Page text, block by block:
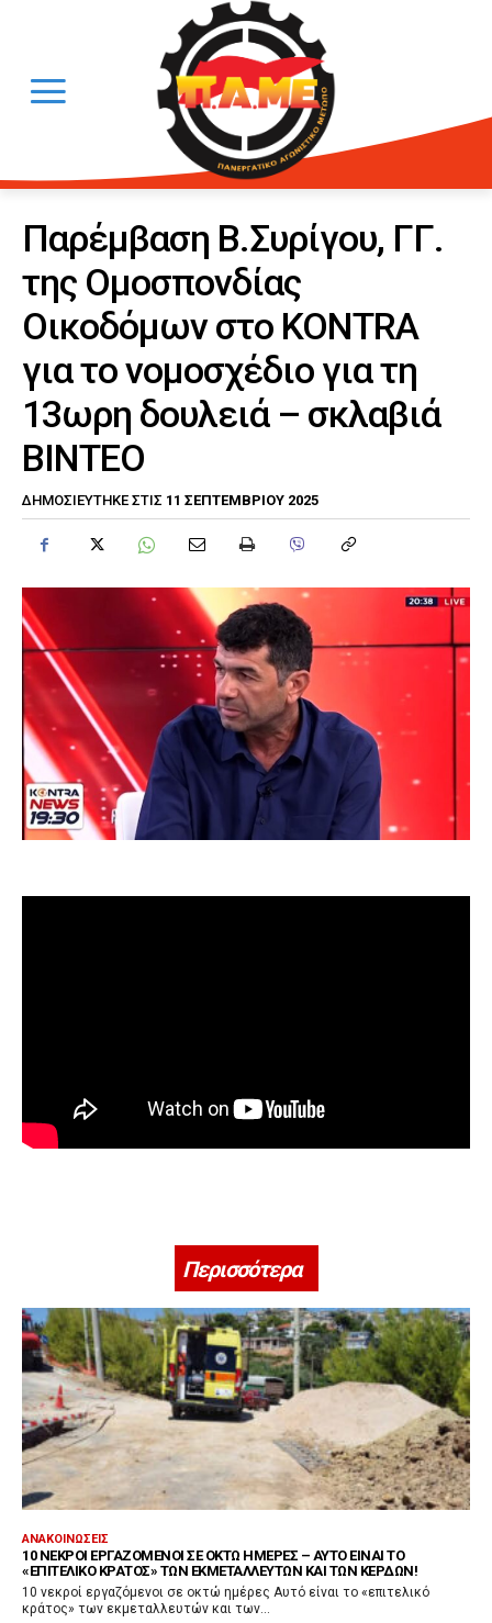
Παρέμβαση Β.Συρίγου, ΓΓ.
της Ομοσπονδίας
Οικοδόμων στο KONTRA
για το νομοσχέδιο για τη
13ωρη δουλειά – σκλαβιά
ΒΙΝΤΕΟ
ΔΗΜΟΣΙΕΎΤΗΚΕ ΣΤΙΣ 11 ΣΕΠΤΕΜΒΡΊΟΥ 2025
Περισσότερα
ΑΝΑΚΟΙΝΏΣΕΙΣ
10 ΝΕΚΡΟΊ ΕΡΓΑΖΌΜΕΝΟΙ ΣΕ ΟΚΤΏ ΗΜΈΡΕΣ – ΑΥΤΌ ΕΊΝΑΙ ΤΟ
«ΕΠΙΤΕΛΙΚΌ ΚΡΆΤΟΣ» ΤΩΝ ΕΚΜΕΤΑΛΛΕΥΤΏΝ ΚΑΙ ΤΩΝ ΚΕΡΔΏΝ!
10 νεκροί εργαζόμενοι σε οκτώ ημέρες Αυτό είναι το «επιτελικό
κράτος» των εκμεταλλευτών και των...